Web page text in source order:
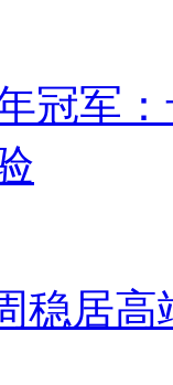
冠军
稳居